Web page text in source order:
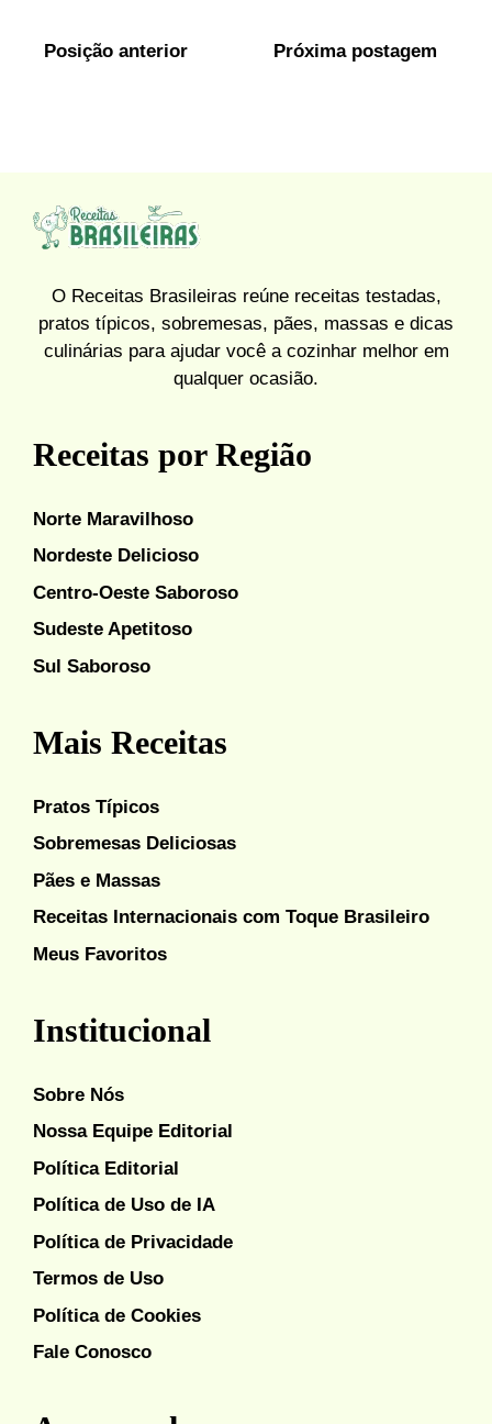
Posição anterior Próxima postagem
O Receitas Brasileiras reúne receitas testadas,
pratos típicos, sobremesas, pães, massas e dicas
culinárias para ajudar você a cozinhar melhor em
qualquer ocasião.
Receitas por Região
Norte Maravilhoso
Nordeste Delicioso
Centro-Oeste Saboroso
Sudeste Apetitoso
Sul Saboroso
Mais Receitas
Pratos Típicos
Sobremesas Deliciosas
Pães e Massas
Receitas Internacionais com Toque Brasileiro
Meus Favoritos
Institucional
Sobre Nós
Nossa Equipe Editorial
Política Editorial
Política de Uso de IA
Política de Privacidade
Termos de Uso
Política de Cookies
Fale Conosco